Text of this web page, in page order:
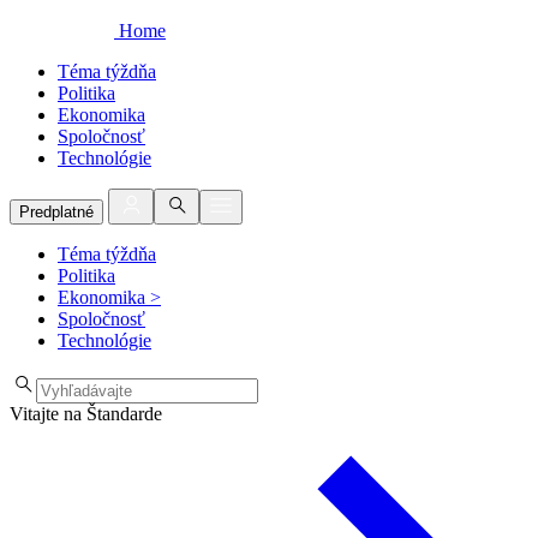
Home
Téma týždňa
Politika
Ekonomika
Spoločnosť
Technológie
Predplatné
Téma týždňa
Politika
Ekonomika >
Spoločnosť
Technológie
Vitajte na Štandarde